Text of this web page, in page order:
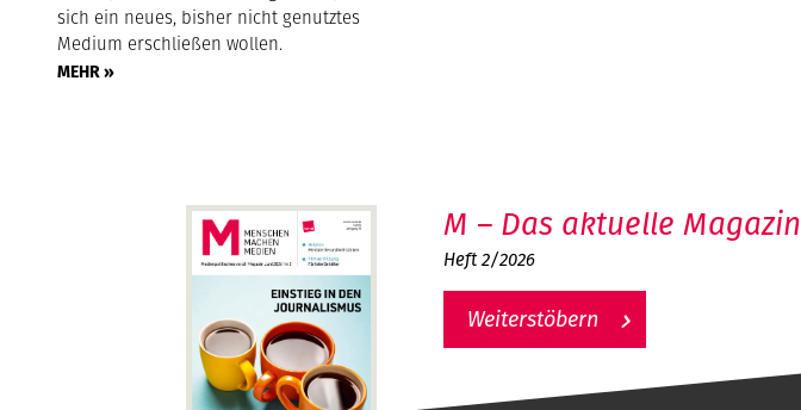
sich ein neues, bisher nicht genutztes
Medium erschließen wollen.
MEHR »
M – Das aktuelle Magazin
Heft 2/2026
Weiterstöbern